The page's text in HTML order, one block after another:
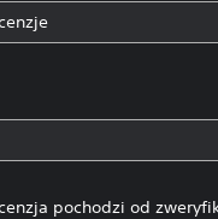
pochodzi od